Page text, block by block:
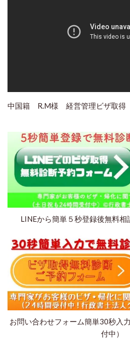
中国籍 R.M様 経営管理ビザ取得
LINEから簡単５秒登録後無料相
お問い合わせフォーム簡単30秒入
付中）